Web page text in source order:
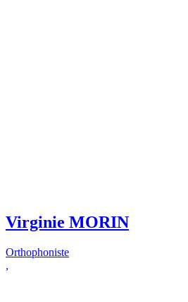
Virginie MORIN
Orthophoniste